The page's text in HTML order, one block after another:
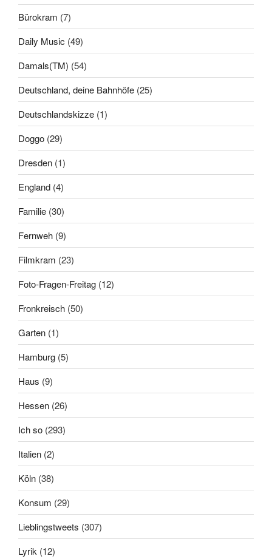
Bürokram (7)
Daily Music (49)
Damals(TM) (54)
Deutschland, deine Bahnhöfe (25)
Deutschlandskizze (1)
Doggo (29)
Dresden (1)
England (4)
Familie (30)
Fernweh (9)
Filmkram (23)
Foto-Fragen-Freitag (12)
Fronkreisch (50)
Garten (1)
Hamburg (5)
Haus (9)
Hessen (26)
Ich so (293)
Italien (2)
Köln (38)
Konsum (29)
Lieblingstweets (307)
Lyrik (12)